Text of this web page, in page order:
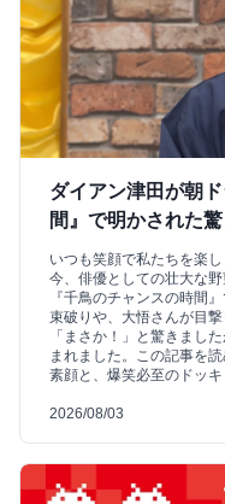
ダイアン津田が朝
間』で明かされた
いつも笑顔で私たちを楽
今、俳優としての壮大な
『千鳥のチャンスの時間
束破りや、大悟さんが目
「まさか！」と驚きまし
まれました。この記事を
素顔と、爆笑必至のドッ
2026/08/03